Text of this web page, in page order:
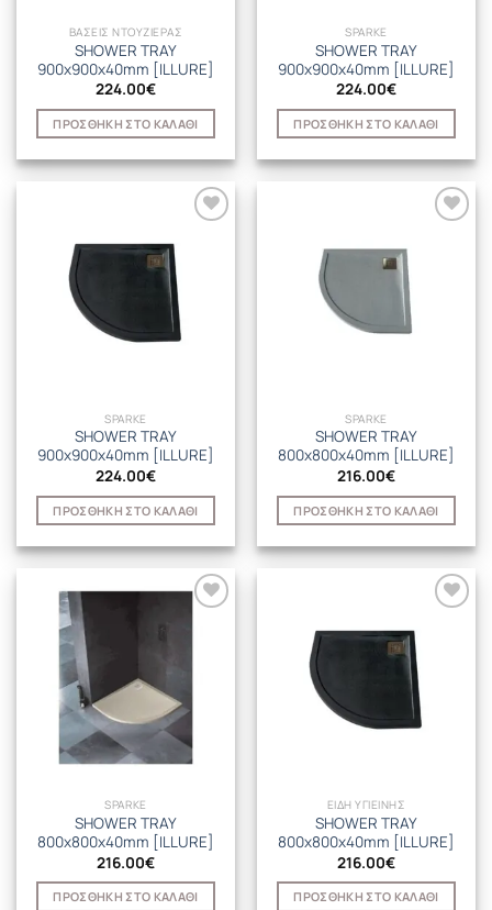
ΒΑΣΕΙΣ ΝΤΟΥΖΙΕΡΑΣ
SHOWER TRAY
900x900x40mm [ILLURE]
224.00€
ΠΡΟΣΘΉΚΗ ΣΤΟ ΚΑΛΆΘΙ
SPARKE
SHOWER TRAY
900x900x40mm [ILLURE]
224.00€
ΠΡΟΣΘΉΚΗ ΣΤΟ ΚΑΛΆΘΙ
SPARKE
SHOWER TRAY
900x900x40mm [ILLURE]
224.00€
ΠΡΟΣΘΉΚΗ ΣΤΟ ΚΑΛΆΘΙ
SPARKE
SHOWER TRAY
800x800x40mm [ILLURE]
216.00€
ΠΡΟΣΘΉΚΗ ΣΤΟ ΚΑΛΆΘΙ
SPARKE
SHOWER TRAY
800x800x40mm [ILLURE]
216.00€
ΠΡΟΣΘΉΚΗ ΣΤΟ ΚΑΛΆΘΙ
ΕΙΔΗ ΥΓΙΕΙΝΗΣ
SHOWER TRAY
800x800x40mm [ILLURE]
216.00€
ΠΡΟΣΘΉΚΗ ΣΤΟ ΚΑΛΆΘΙ